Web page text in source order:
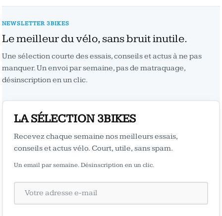
NEWSLETTER 3BIKES
Le meilleur du vélo, sans bruit inutile.
Une sélection courte des essais, conseils et actus à ne pas
manquer. Un envoi par semaine, pas de matraquage,
désinscription en un clic.
LA SÉLECTION 3BIKES
Recevez chaque semaine nos meilleurs essais,
conseils et actus vélo. Court, utile, sans spam.
Un email par semaine. Désinscription en un clic.